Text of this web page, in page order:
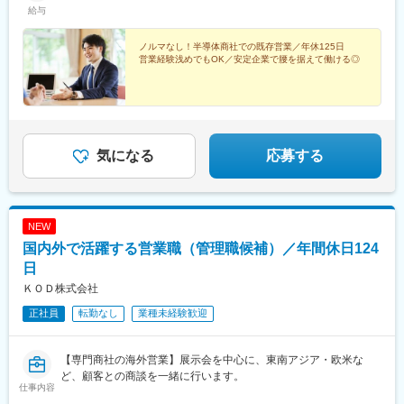
給与
ノルマなし！半導体商社での既存営業／年休125日
営業経験浅めでもOK／安定企業で腰を据えて働ける◎
気になる 応募する
NEW
国内外で活躍する営業職（管理職候補）／年間休日124
日
ＫＯＤ株式会社
正社員 転勤なし 業種未経験歓迎
仕事内容
【専門商社の海外営業】展示会を中心に、東南アジア・欧米な
ど、顧客との商談を一緒に行います。